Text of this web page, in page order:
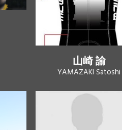
山崎 諭
YAMAZAKI Satoshi